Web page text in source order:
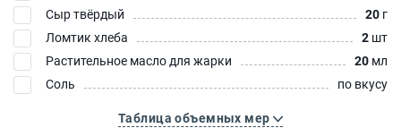
Сыр твёрдый
20 г
Ломтик хлеба
2 шт
Растительное масло для жарки
20 мл
Соль
по вкусу
Таблица объемных мер